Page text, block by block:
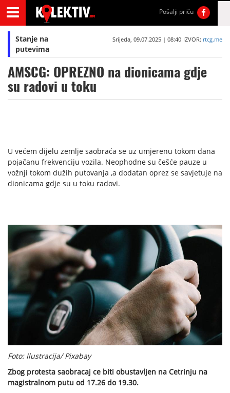
Pošalji priču
Stanje na
putevima
Srijeda, 09.07.2025 | 08:40 IZVOR: rtcg.me
AMSCG: OPREZNO na dionicama gdje
su radovi u toku
U većem dijelu zemlje saobraća se uz umjerenu tokom dana
pojačanu frekvenciju vozila. Neophodne su češće pauze u
vožnji tokom dužih putovanja ,a dodatan oprez se savjetuje na
dionicama gdje su u toku radovi.
Foto: Ilustracija/ Pixabay
Zbog protesta saobracaj ce biti obustavljen na Cetrinju na
magistralnom putu od 17.26 do 19.30.